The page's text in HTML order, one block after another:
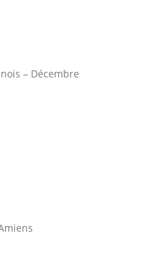
– Décembre